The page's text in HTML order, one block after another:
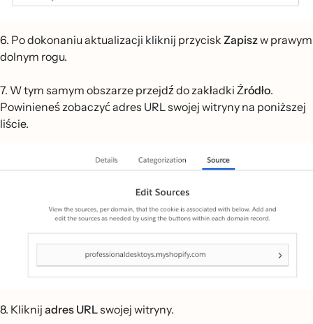
6. Po dokonaniu aktualizacji kliknij przycisk Zapiszw prawym
dolnym rogu.
7. W tym samym obszarze przejdź do zakładki Źródło.
Powinieneś zobaczyć adres URL swojej witryny na poniższej
liście.
8. Kliknij adres URLswojej witryny.